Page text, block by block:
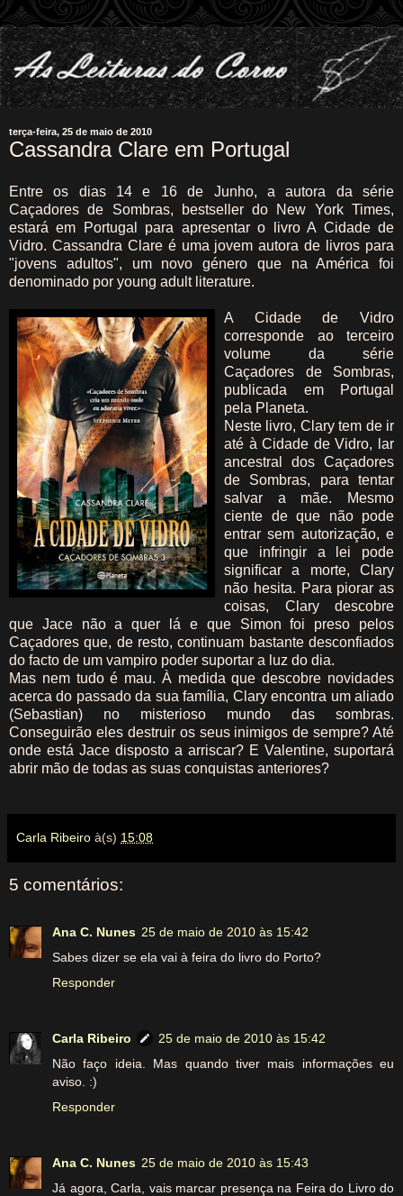
terça-feira, 25 de maio de 2010
Cassandra Clare em Portugal
Entre os dias 14 e 16 de Junho, a autora da série
Caçadores de Sombras, bestseller do New York Times,
estará em Portugal para apresentar o livro A Cidade de
Vidro. Cassandra Clare é uma jovem autora de livros para
"jovens adultos", um novo género que na América foi
denominado por young adult literature.
A Cidade de Vidro
corresponde ao terceiro
volume da série
Caçadores de Sombras,
publicada em Portugal
pela Planeta.
Neste livro, Clary tem de ir
até à Cidade de Vidro, lar
ancestral dos Caçadores
de Sombras, para tentar
salvar a mãe. Mesmo
ciente de que não pode
entrar sem autorização, e
que infringir a lei pode
significar a morte, Clary
não hesita. Para piorar as
coisas, Clary descobre
que Jace não a quer lá e que Simon foi preso pelos
Caçadores que, de resto, continuam bastante desconfiados
do facto de um vampiro poder suportar a luz do dia.
Mas nem tudo é mau. À medida que descobre novidades
acerca do passado da sua família, Clary encontra um aliado
(Sebastian) no misterioso mundo das sombras.
Conseguirão eles destruir os seus inimigos de sempre? Até
onde está Jace disposto a arriscar? E Valentine, suportará
abrir mão de todas as suas conquistas anteriores?
Carla Ribeiro à(s) 15:08
5 comentários:
Ana C. Nunes 25 de maio de 2010 às 15:42
Sabes dizer se ela vai à feira do livro do Porto?
Responder
Carla Ribeiro
25 de maio de 2010 às 15:42
Não faço ideia. Mas quando tiver mais informações eu
aviso. :)
Responder
Ana C. Nunes 25 de maio de 2010 às 15:43
Já agora, Carla, vais marcar presença na Feira do Livro do